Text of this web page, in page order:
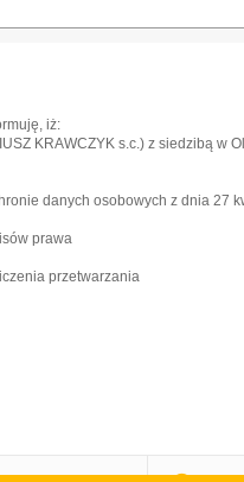
iż:
KRAWCZYK s.c.) z siedzibą w
danych osobowych z dnia 27
prawa
przetwarzania